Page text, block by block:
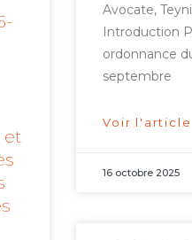
Avocate,
Introduction
ordonnance
septembre
Voir l'article
16 octobre 2025
et